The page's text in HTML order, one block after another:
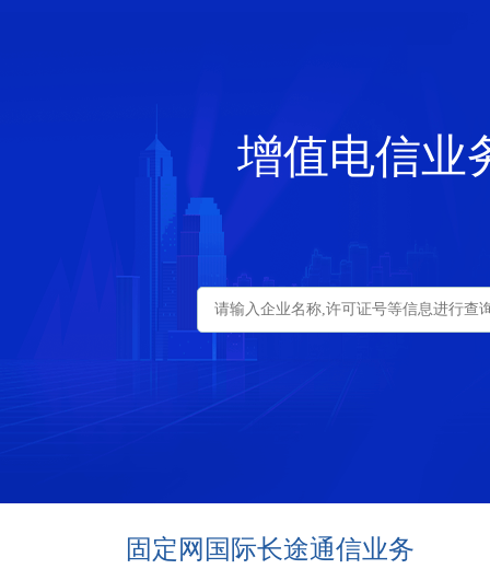
增值电信业
固定网国际长途通信业务